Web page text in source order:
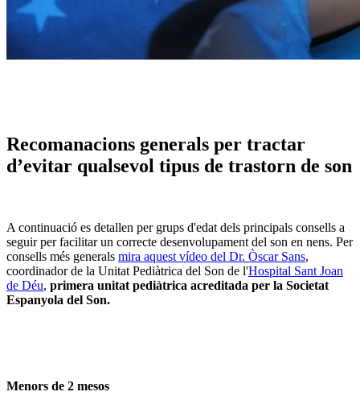
Recomanacions generals per tractar
d’evitar qualsevol tipus de trastorn de son
A continuació es detallen per grups d'edat dels principals consells a
seguir per facilitar un correcte desenvolupament del son en nens. Per
consells més generals mira aquest vídeo del Dr. Òscar Sans,
coordinador de la Unitat Pediàtrica del Son de l'Hospital Sant Joan
de Déu, primera unitat pediàtrica acreditada per la Societat
Espanyola del Son.
Menors de 2 mesos